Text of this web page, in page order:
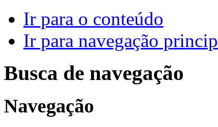
Ir para o conteúdo
Ir para navegação
Busca de navegação
Navegação